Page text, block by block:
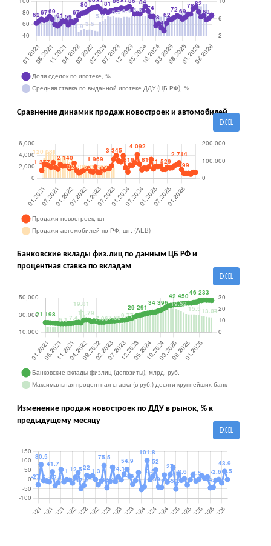
Сравнение динамик продаж новостроек и автомобилей
EXCEL
Банковские вклады физ.лиц по данным ЦБ РФ и
процентная ставка по вкладам
EXCEL
Изменение продаж новостроек по ДДУ в рынок, % к
предыдущему месяцу
EXCEL